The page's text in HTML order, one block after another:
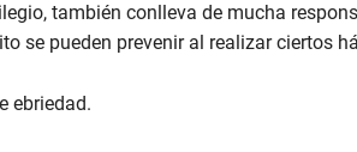
también conlleva de mucha
se pueden prevenir al realizar ciertos
ebriedad.